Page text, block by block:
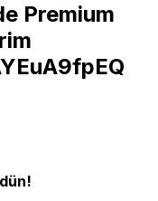
Premium